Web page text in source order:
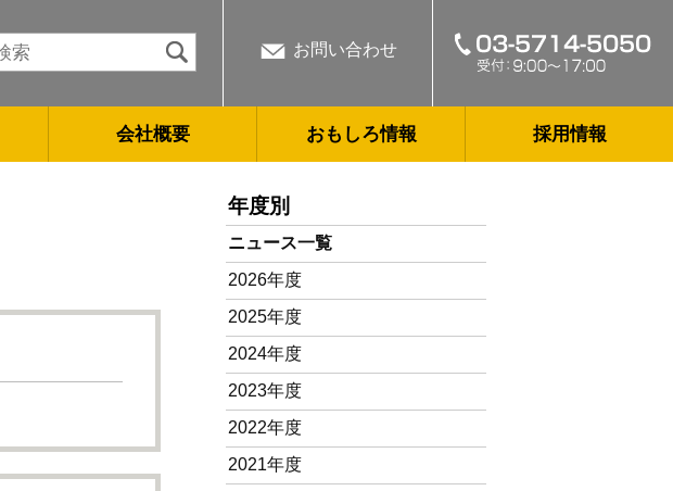
お問い合わせ
会社概要 おもしろ情報 採用情報
年度別
ニュース一覧
2026年度
2025年度
2024年度
2023年度
2022年度
2021年度